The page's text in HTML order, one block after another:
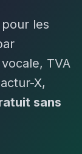
les
TVA
X,
sans